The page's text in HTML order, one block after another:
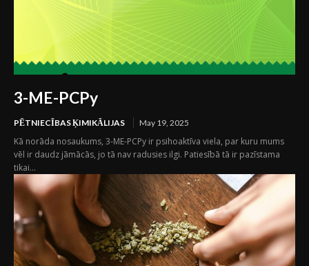
3-ME-PCPy
PĒTNIECĪBAS ĶIMIKĀLIJAS May 19, 2025
Kā norāda nosaukums, 3-ME-PCPy ir psihoaktīva viela, par kuru mums
vēl ir daudz jāmācās, jo tā nav radusies ilgi. Patiesībā tā ir pazīstama
tikai...